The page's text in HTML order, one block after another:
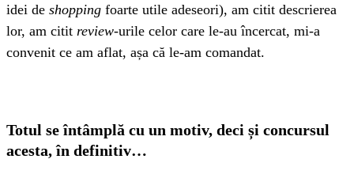
idei de shopping foarte utile adeseori), am citit descrierea
lor, am citit review-urile celor care le-au încercat, mi-a
convenit ce am aflat, așa că le-am comandat.
Totul se întâmplă cu un motiv, deci și concursul
acesta, în definitiv…